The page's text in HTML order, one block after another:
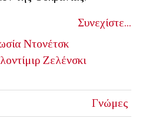
Συνεχίστε...
Ντονέτσκ
Ζελένσκι
Γνώμες